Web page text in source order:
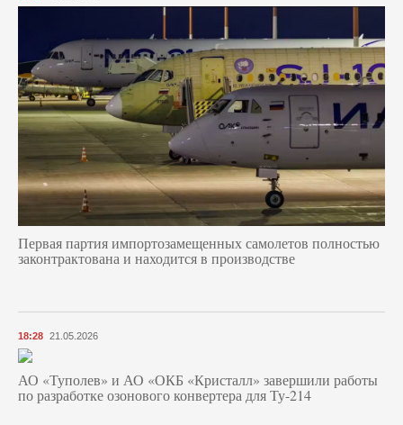
Первая партия импортозамещенных самолетов полностью
законтрактована и находится в производстве
18:28 21.05.2026
АО «Туполев» и АО «ОКБ «Кристалл» завершили работы
по разработке озонового конвертера для Ту-214